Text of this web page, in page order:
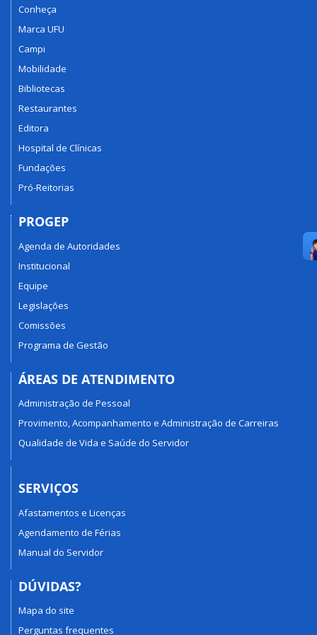
Conheça
Marca UFU
Campi
Mobilidade
Bibliotecas
Restaurantes
Editora
Hospital de Clínicas
Fundações
Pró-Reitorias
PROGEP
Agenda de Autoridades
Institucional
Equipe
Legislações
Comissões
Programa de Gestão
ÁREAS DE ATENDIMENTO
Administração de Pessoal
Provimento, Acompanhamento e Administração de Carreiras
Qualidade de Vida e Saúde do Servidor
SERVIÇOS
Afastamentos e Licenças
Agendamento de Férias
Manual do Servidor
DÚVIDAS?
Mapa do site
Perguntas frequentes